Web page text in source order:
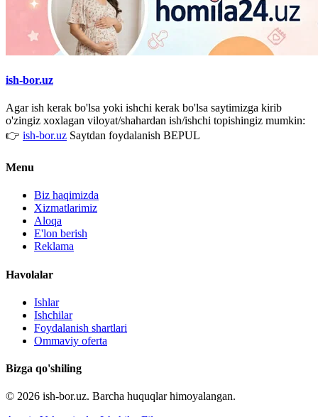
ish-bor.uz
Agar ish kerak bo'lsa yoki ishchi kerak bo'lsa saytimizga kirib
o'zingiz xoxlagan viloyat/shahardan ish/ishchi topishingiz mumkin:
👉 ish-bor.uz Saytdan foydalanish BEPUL
Menu
Biz haqimizda
Xizmatlarimiz
Aloqa
E'lon berish
Reklama
Havolalar
Ishlar
Ishchilar
Foydalanish shartlari
Ommaviy oferta
Bizga qo'shiling
© 2026 ish-bor.uz. Barcha huquqlar himoyalangan.